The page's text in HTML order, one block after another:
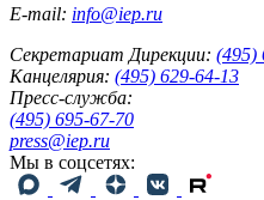
E-mail: info@iep.ru
Секретариат Дирекции: (495)
Канцелярия: (495) 629-64-13
Пресс-служба:
(495) 695-67-70
press@iep.ru
Мы в соцсетях: